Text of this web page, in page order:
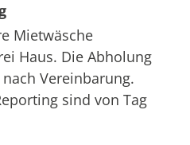
Mietwäsche
Haus. Die Abholung
Vereinbarung.
sind von Tag